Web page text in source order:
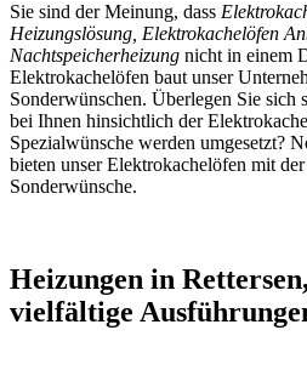
Sie sind der Meinung, dass
Heizungslösung, Elektrokachelöfen
Nachtspeicherheizung nicht in einem
Elektrokachelöfen baut unser
Sonderwünschen. Überlegen Sie sich
bei Ihnen hinsichtlich der
Spezialwünsche werden umgesetzt?
bieten unser Elektrokachelöfen mit
Sonderwünsche.
Heizungen in
vielfältige